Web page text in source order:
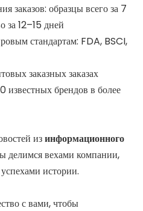
заказов: образцы всего за 7
за 12–15 дней
стандартам: FDA, BSCI,
заказных заказах
брендов в более
изинформационного
делимся вехами компании,
истории.
с вами, чтобы